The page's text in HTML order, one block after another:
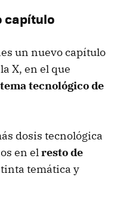
capítulo
un nuevo capítulo
X, en el que
tecnológico de
dosis tecnológica
en elresto de
temática y